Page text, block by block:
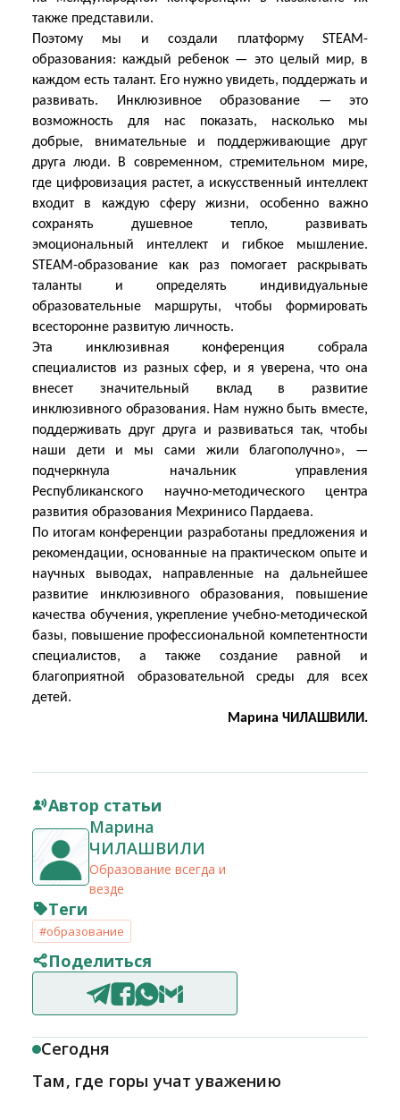
также представили.
Поэтому мы и создали платформу STEАM-
образования: каждый ребенок — это целый мир, в
каждом есть талант. Его нужно увидеть, поддержать и
развивать. Инклюзивное образование — это
возможность для нас показать, насколько мы
добрые, внимательные и поддерживающие друг
друга люди. В современном, стремительном мире,
где цифровизация растет, а искусственный интеллект
входит в каждую сферу жизни, особенно важно
сохранять душевное тепло, развивать
эмоциональный интеллект и гибкое мышление.
STEAM-образование как раз помогает раскрывать
таланты и определять индивидуальные
образовательные маршруты, чтобы формировать
всесторонне развитую личность.
Эта инклюзивная конференция собрала
специалистов из разных сфер, и я уверена, что она
внесет значительный вклад в развитие
инклюзивного образования. Нам нужно быть вместе,
поддерживать друг друга и развиваться так, чтобы
наши дети и мы сами жили благополучно», —
подчеркнула начальник управления
Республиканского научно-методического центра
развития образования Мехринисо Пардаева.
По итогам конференции разработаны предложения и
рекомендации, основанные на практическом опыте и
научных выводах, направленные на дальнейшее
развитие инклюзивного образования, повышение
качества обучения, укрепление учебно-методической
базы, повышение профессиональной компетентности
специалистов, а также создание равной и
благоприятной образовательной среды для всех
детей.
Марина ЧИЛАШВИЛИ.
Автор статьи
Марина
ЧИЛАШВИЛИ
Образование всегда и
везде
Теги
#образование
Поделиться
Сегодня
Там, где горы учат уважению